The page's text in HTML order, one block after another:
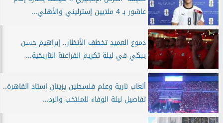
عاشور بـ 4 ملايين إسترليني والأهلي...
دموع العميد تخطف الأنظار.. إبراهيم حسن
يبكي في ليلة تكريم الفراعنة التاريخية...
ألعاب نارية وعلم فلسطين يزينان استاد القاهرة..
تفاصيل ليلة الوفاء للمنتخب والرد...